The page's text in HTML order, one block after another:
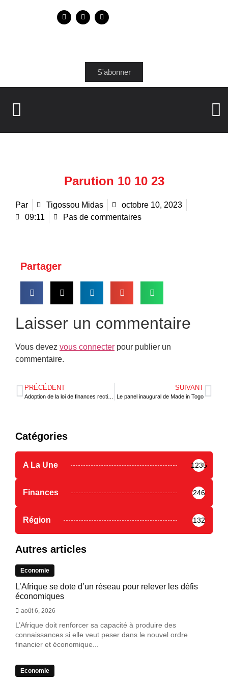
S'abonner
Parution 10 10 23
Par Tigossou Midas
octobre 10, 2023
09:11
Pas de commentaires
Partager
Laisser un commentaire
Vous devez vous connecter pour publier un
commentaire.
PRÉCÉDENT SUIVANT
Le panel inaugural de Made in Togo
Catégories
A La Une 1235
Finances 246
Région 132
Autres articles
Economie
L’Afrique se dote d’un réseau pour relever les défis
économiques
août 6, 2026
L’Afrique doit renforcer sa capacité à produire des
connaissances si elle veut peser dans le nouvel ordre
financier et économique...
Economie